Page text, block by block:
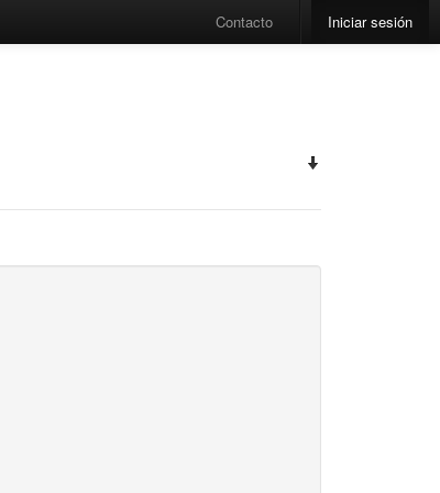
Contacto Iniciar sesión